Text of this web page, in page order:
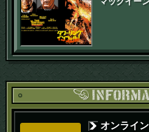
オンライ